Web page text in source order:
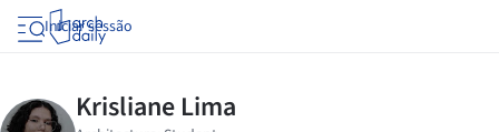
Iniciar sessão